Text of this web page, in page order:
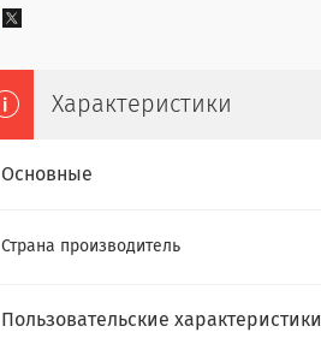
Характеристики
Основные
Страна производитель
Пользовательские характеристики